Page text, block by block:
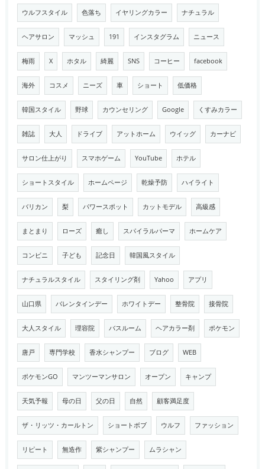
ウルフスタイル 色落ち イヤリングカラー ナチュラル
ヘアサロン マッシュ 191 インスタグラム ニュース
梅雨 X ホタル 綺麗 SNS コーヒー facebook
海外 コスメ ニーズ 車 ショート 低価格
韓国スタイル 野球 カウンセリング Google くすみカラー
雑誌 大人 ドライブ アットホーム ウイッグ カーナビ
サロン仕上がり スマホゲーム YouTube ホテル
ショートスタイル ホームページ 乾燥予防 ハイライト
バリカン 梨 パワースポット カットモデル 高級感
まとまり ローズ 癒し スパイラルパーマ ホームケア
コンビニ 子ども 記念日 韓国風スタイル
ナチュラルスタイル スタイリング剤 Yahoo アプリ
山口県 バレンタインデー ホワイトデー 整骨院 接骨院
大人スタイル 理容院 バスルーム ヘアカラー剤 ポケモン
唐戸 専門学校 香水シャンプー ブログ WEB
ポケモンGO マンツーマンサロン オープン キャンプ
天気予報 母の日 父の日 自然 顧客満足度
ザ・リッツ・カールトン ショートボブ ウルフ ファッション
リピート 無造作 紫シャンプー ムラシャン